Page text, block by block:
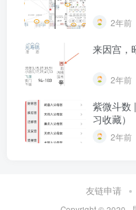
2年前
来因宫，
2年前
紫微斗数
习收藏）
2年前
友链申请